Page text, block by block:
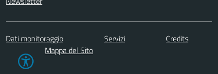
Dati monitoraggio Servizi
Credits
Mappa del Sito